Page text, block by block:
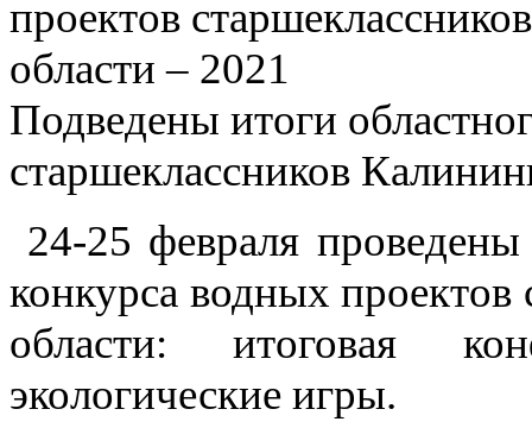
Подведены итоги
старшеклассников
24-25 февраля
конкурса водных проектов
области: итоговая
экологические игры.